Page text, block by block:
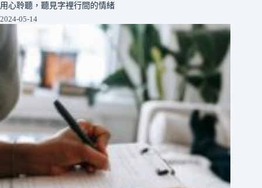
用心聆聽，聽見字裡行間的情緒
2024-05-14